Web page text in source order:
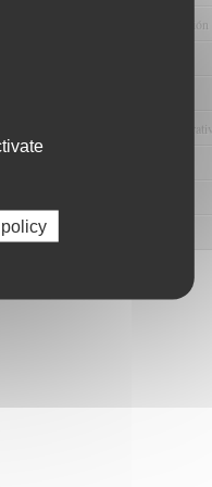
Ayudas y Oportunidad de Financiación
y Gestión Económica-Administrativa
del conocimiento